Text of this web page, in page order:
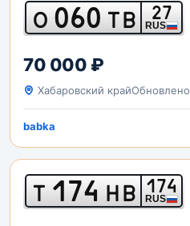
О 060 ТВ 27
RUS
70 000 ₽
Хабаровский край
babka
Т 174 НВ 174
RUS